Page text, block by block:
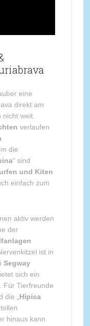
eine
direkt am
weit.
verlaufen
die
“ sind
und Kiten
einfach zum
aktiv werden
der
ist in
Segway
sich ein
Für Tierfreunde
die „ Hípica
hinaus kann